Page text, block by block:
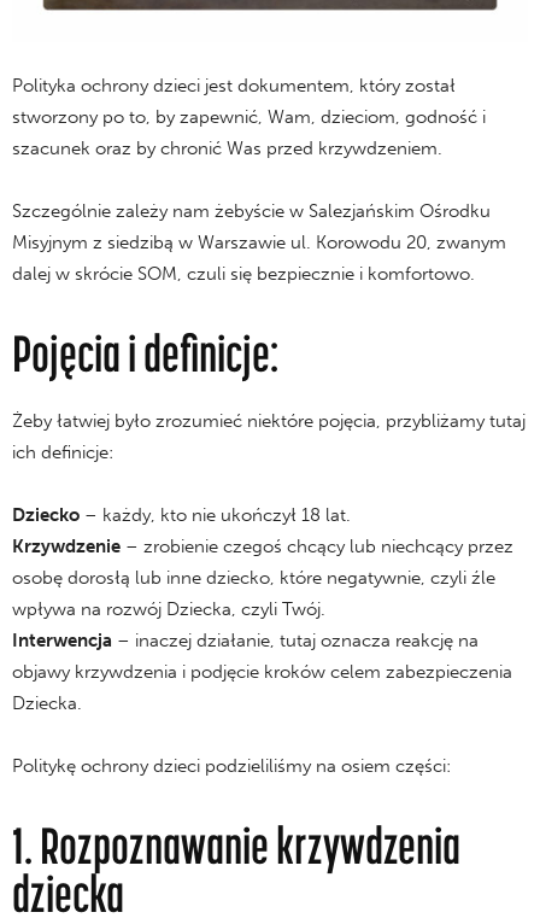
Polityka ochrony dzieci jest dokumentem, który został
stworzony po to, by zapewnić, Wam, dzieciom, godność i
szacunek oraz by chronić Was przed krzywdzeniem.
Szczególnie zależy nam żebyście w Salezjańskim Ośrodku
Misyjnym z siedzibą w Warszawie ul. Korowodu 20, zwanym
dalej w skrócie SOM, czuli się bezpiecznie i komfortowo.
Pojęcia i definicje:
Żeby łatwiej było zrozumieć niektóre pojęcia, przybliżamy tutaj
ich definicje:
Dziecko – każdy, kto nie ukończył 18 lat.
Krzywdzenie – zrobienie czegoś chcący lub niechcący przez
osobę dorosłą lub inne dziecko, które negatywnie, czyli źle
wpływa na rozwój Dziecka, czyli Twój.
Interwencja – inaczej działanie, tutaj oznacza reakcję na
objawy krzywdzenia i podjęcie kroków celem zabezpieczenia
Dziecka.
Politykę ochrony dzieci podzieliliśmy na osiem części:
1. Rozpoznawanie krzywdzenia
dziecka